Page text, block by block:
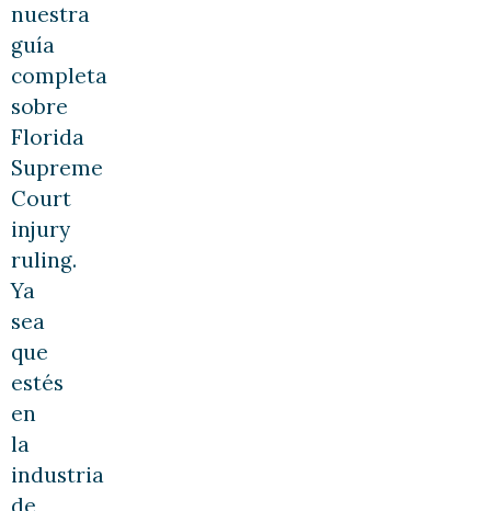
nuestra
guía
completa
sobre
Florida
Supreme
Court
injury
ruling.
Ya
sea
que
estés
en
la
industria